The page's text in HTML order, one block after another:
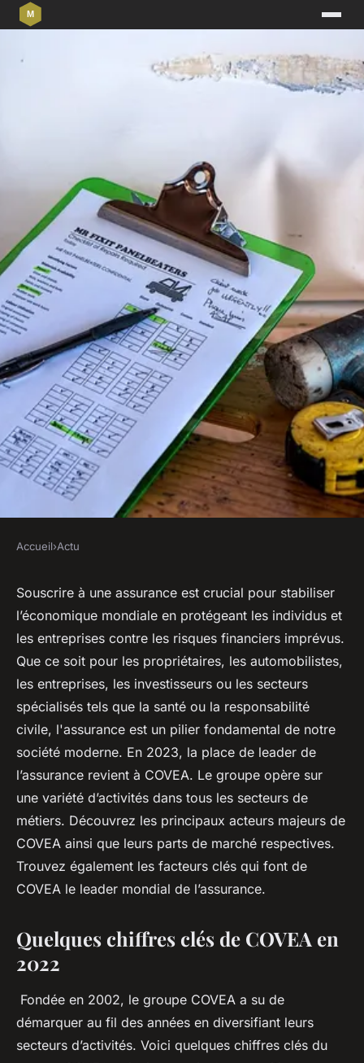
Leader mondial de l'assurance
: découvrez pourquoi COVEA
détient cette position
diane•31 juillet 2023• 2 min de lecture
Accueil›Actu
Souscrire à une assurance est crucial pour stabiliser
l’économique mondiale en protégeant les individus et
les entreprises contre les risques financiers imprévus.
Que ce soit pour les propriétaires, les automobilistes,
les entreprises, les investisseurs ou les secteurs
spécialisés tels que la santé ou la responsabilité
civile, l'assurance est un pilier fondamental de notre
société moderne. En 2023, la place de leader de
l’assurance revient à COVEA. Le groupe opère sur
une variété d’activités dans tous les secteurs de
métiers. Découvrez les principaux acteurs majeurs de
COVEA ainsi que leurs parts de marché respectives.
Trouvez également les facteurs clés qui font de
COVEA le leader mondial de l’assurance.
Quelques chiffres clés de COVEA en
2022
Fondée en 2002, le groupe COVEA a su de
démarquer au fil des années en diversifiant leurs
secteurs d’activités. Voici quelques chiffres clés du